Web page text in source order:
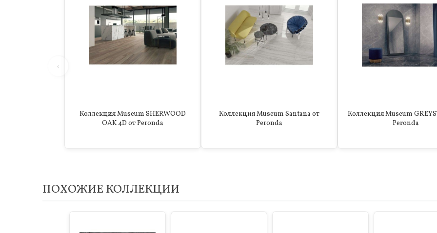
‹
Коллекция Museum SHERWOOD
OAK 4D от Peronda
Коллекция Museum Santana от
Peronda
Коллекция Museum
Peronda
ПОХОЖИЕ КОЛЛЕКЦИИ